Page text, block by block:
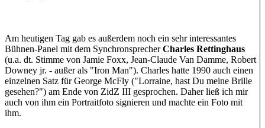
Am heutigen Tag gab es außerdem noch ein sehr interessantes
Bühnen-Panel mit dem SynchronsprecherCharles Rettinghaus
(u.a. dt. Stimme von Jamie Foxx, Jean-Claude Van Damme, Robert
Downey jr. - außer als "Iron Man"). Charles hatte 1990 auch einen
einzelnen Satz für George McFly ("Lorraine, hast Du meine Brille
gesehen?") am Ende von ZidZ III gesprochen. Daher ließ ich mir
auch von ihm ein Portraitfoto signieren und machte ein Foto mit
ihm.